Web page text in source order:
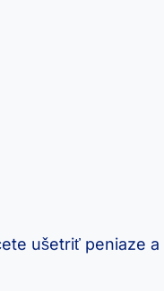
ušetriť peniaze